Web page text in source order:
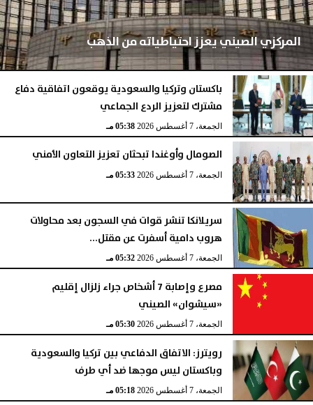
المركزي الصيني يعزز احتياطياته من الذهب
الجمعة، 7 أغسطس 2026 05:58 مـ
باكستان وتركيا والسعودية يوقعون اتفاقية دفاع
مشترك لتعزيز الردع الجماعي
الجمعة، 7 أغسطس 2026 05:38 مـ
الصومال وأوغندا تبحثان تعزيز التعاون الأمني
الجمعة، 7 أغسطس 2026 05:33 مـ
سريلانكا تنشر قوات في السجون بعد محاولات
هروب دامية أسفرت عن مقتل...
الجمعة، 7 أغسطس 2026 05:32 مـ
مصرع وإصابة 7 أشخاص جراء زلزال إقليم
«سيشوان» الصيني
الجمعة، 7 أغسطس 2026 05:30 مـ
رويترز: الاتفاق الدفاعي بين تركيا والسعودية
وباكستان ليس موجها ضد أي طرف
الجمعة، 7 أغسطس 2026 05:18 مـ